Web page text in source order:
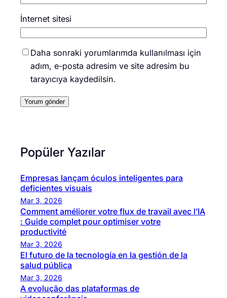
İnternet sitesi
Daha sonraki yorumlarımda kullanılması için
adım, e-posta adresim ve site adresim bu
tarayıcıya kaydedilsin.
Popüler Yazılar
Empresas lançam óculos inteligentes para
deficientes visuais
Mar 3, 2026
Comment améliorer votre flux de travail avec l’IA
: Guide complet pour optimiser votre
productivité
Mar 3, 2026
El futuro de la tecnología en la gestión de la
salud pública
Mar 3, 2026
A evolução das plataformas de